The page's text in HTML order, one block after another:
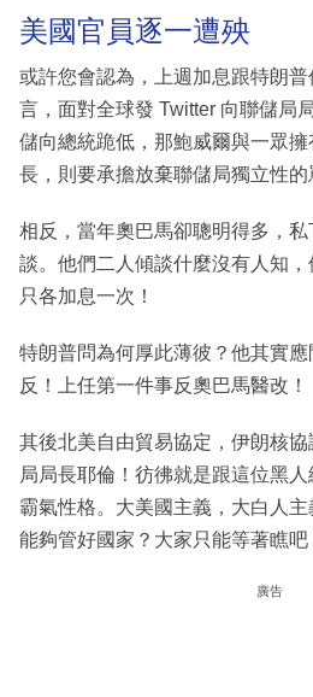
美國官員逐一遭殃
或許您會認為，上週加息跟特朗
言，面對全球發 Twitter 向聯儲局
儲向總統跪低，那鮑威爾與一眾
長，則要承擔放棄聯儲局獨立性的
相反，當年奧巴馬卻聰明得多，
談。他們二人傾談什麼沒有人知
只各加息一次！
特朗普問為何厚此薄彼？他其實
反！上任第一件事反奧巴馬醫改！
其後北美自由貿易協定，伊朗核
局局長耶倫！彷彿就是跟這位黑
霸氣性格。大美國主義，大白人主
能夠管好國家？大家只能等著瞧吧
廣告